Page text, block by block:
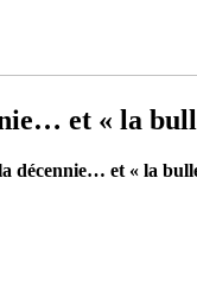
et « la
décennie… et « la